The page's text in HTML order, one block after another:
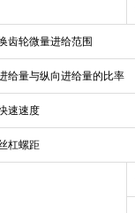
齿轮微量进给范围
给量与纵向进给量的比率
速速度
杠螺距